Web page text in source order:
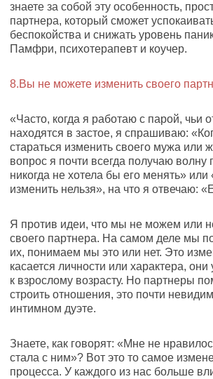
знаете за собой эту особенность,
партнера, который сможет
беспокойства и снижать уровень
Памфри, психотерапевт и коучер.
8.Вы не можете изменить своего
«Часто, когда я работаю с парой, чьи
находятся в застое, я спрашиваю:
стараться изменить своего мужа или
вопрос я почти всегда получаю волну
никогда не хотела бы его менять» или
изменить нельзя», на что я отвечаю:
Я против идеи, что мы не можем или
своего партнера. На самом деле мы
их, понимаем мы это или нет. Это
касается личности или характера,
к взрослому возрасту. Но партнеры
строить отношения, это почти
интимном дуэте.
Знаете, как говорят: «Мне не
стала с ним»? Вот это то самое
процесса. У каждого из нас больше